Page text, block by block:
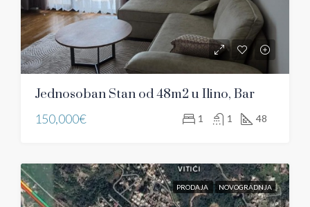
Jednosoban Stan od 48m2 u Ilino, Bar
150,000€ 1 1 48
PRODAJA NOVOGRADNJA